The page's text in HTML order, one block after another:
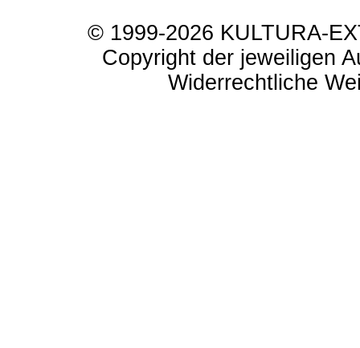
© 1999-2026 KULTURA-
Copyright der jeweiligen
Widerrechtliche